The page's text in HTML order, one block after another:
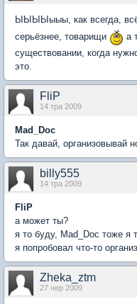
ЫЫЫЫыыы, как всегда, всё
серьёзнее, товарищи
а
существовании, когда
это.
FliP
14 тра 2009
Mad_Doc
Так давай, организовывай
billy555
14 тра 2009
FliP
а может ты?
я то буду, Mad_Doc тоже я
я попробовал что-то
Zheka_ztm
27 чер 2009